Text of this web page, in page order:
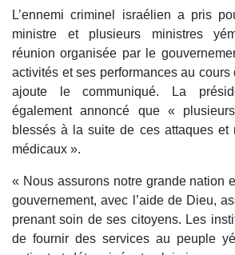
L’ennemi criminel israélien a pris
ministre et plusieurs ministres
réunion organisée par le
activités et ses performances au cours
ajoute le communiqué. La
également annoncé que «
blessés à la suite de ces attaques et
médicaux ».
« Nous assurons notre grande nation
gouvernement, avec l’aide de Dieu,
prenant soin de ses citoyens. Les
de fournir des services au peuple